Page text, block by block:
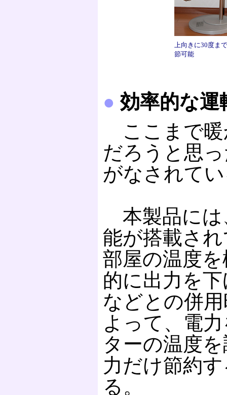
上向きに30度ま
節可能
● 効率的な運
ここまで暖
だろうと思
がなされて
本製品には
能が搭載さ
部屋の温度
的に出力を
などとの併
よって、電
ターの温度
力だけ節約
る。